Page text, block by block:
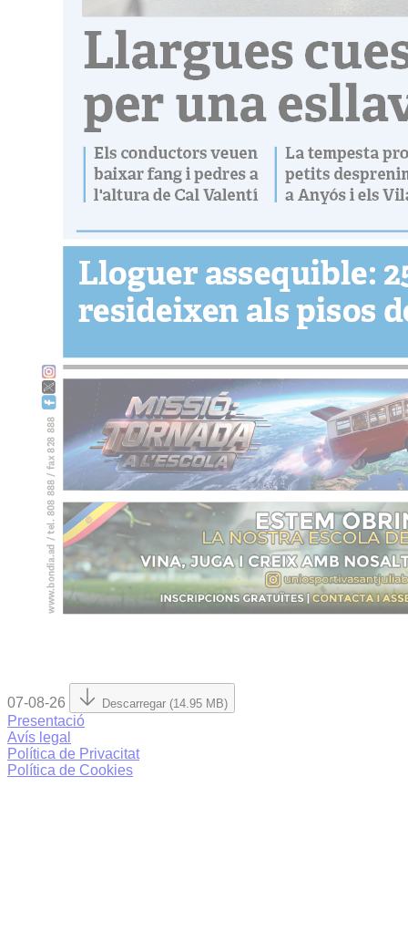
07-08-26 Descarregar (14.95 MB)
Presentació
Avís legal
Política de Privacitat
Política de Cookies